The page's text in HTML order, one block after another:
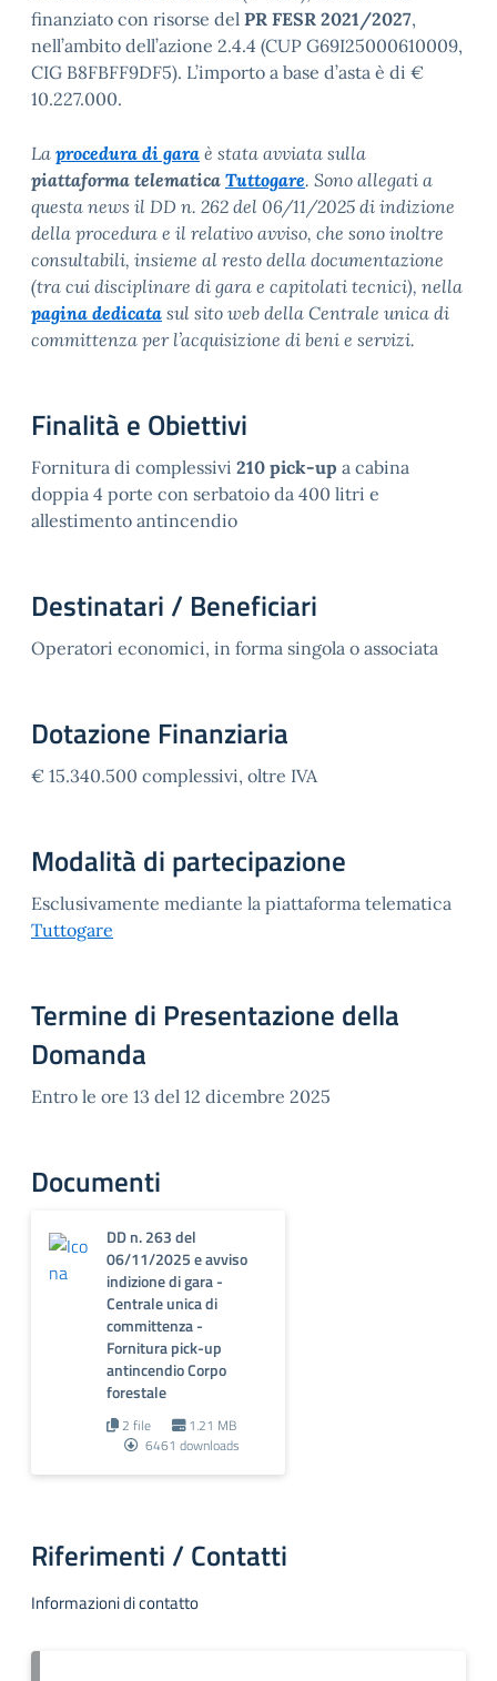
finanziato con risorse del PR FESR 2021/2027,
nell’ambito dell’azione 2.4.4 (CUP G69I25000610009,
CIG B8FBFF9DF5). L’importo a base d’asta è di €
10.227.000.
La procedura di gara è stata avviata sulla
piattaforma telematica Tuttogare. Sono allegati a
questa news il DD n. 262 del 06/11/2025 di indizione
della procedura e il relativo avviso, che sono inoltre
consultabili, insieme al resto della documentazione
(tra cui disciplinare di gara e capitolati tecnici), nella
pagina dedicata sul sito web della Centrale unica di
committenza per l’acquisizione di beni e servizi.
Finalità e Obiettivi
Fornitura di complessivi 210 pick-up a cabina
doppia 4 porte con serbatoio da 400 litri e
allestimento antincendio
Destinatari / Beneficiari
Operatori economici, in forma singola o associata
Dotazione Finanziaria
€ 15.340.500 complessivi, oltre IVA
Modalità di partecipazione
Esclusivamente mediante la piattaforma telematica
Tuttogare
Termine di Presentazione della
Domanda
Entro le ore 13 del 12 dicembre 2025
Documenti
DD n. 263 del
06/11/2025 e avviso
indizione di gara -
Centrale unica di
committenza -
Fornitura pick-up
antincendio Corpo
forestale
2 file
1.21 MB
6461 downloads
Riferimenti / Contatti
Informazioni di contatto